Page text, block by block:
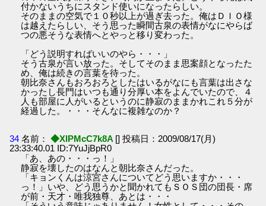
付かないうちにスタンド使いになったらしい。
そのままの空気で１０秒以上が過ぎ去った。俺はＤＩＯ様
は越えたらしい、そう思った瞬間古泉の表情がなにやらば
つの悪そうな表情へとやっと移り変わった。
「どう説明すればいいのやら・・・」
そう古泉が言い放った。そしてそのまま思案顔となったた
め、俺は続きの言葉を待った。
朝比奈さんもおろおろとしたはいるがなにも言葉は出さな
かったし長門はいつも通り分厚い本をよんでいたので、４
人も部屋に人がいるというのに静寂のままかれこれ５分が
経過した。・・・そんなに複雑なのか？
34 名前： ◆XIPMcC7k8A [] 投稿日：2009/08/17(月)
23:33:40.01 ID:7YuJjBpR0
「あ、あの・・・っ！」
静寂を壊したのはなんと朝比奈さんだった。
「キョンくんは涼宮さんについてどう思いますか・・・
っ！」いや、どう思うかと聞かれてもＳＯＳ団の団長・席
が前・天才・唯我独尊、あとは・・・